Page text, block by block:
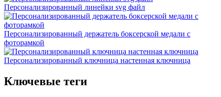
Персонализированный линейки svg файл
Персонализированный держатель боксерской медали с
фоторамкой
Персонализированный ключница настенная ключница
Ключевые теги